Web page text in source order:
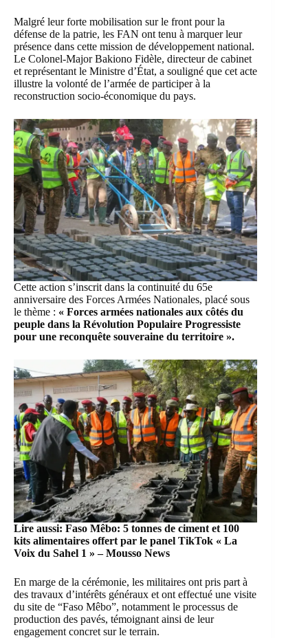
Malgré leur forte mobilisation sur le front pour la
défense de la patrie, les FAN ont tenu à marquer leur
présence dans cette mission de développement national.
Le Colonel-Major Bakiono Fidèle, directeur de cabinet
et représentant le Ministre d’État, a souligné que cet acte
illustre la volonté de l’armée de participer à la
reconstruction socio-économique du pays.
Cette action s’inscrit dans la continuité du 65e
anniversaire des Forces Armées Nationales, placé sous
le thème : « Forces armées nationales aux côtés du
peuple dans la Révolution Populaire Progressiste
pour une reconquête souveraine du territoire ».
Lire aussi: Faso Mêbo: 5 tonnes de ciment et 100
kits alimentaires offert par le panel TikTok « La
Voix du Sahel 1 » – Mousso News
En marge de la cérémonie, les militaires ont pris part à
des travaux d’intérêts généraux et ont effectué une visite
du site de “Faso Mêbo”, notamment le processus de
production des pavés, témoignant ainsi de leur
engagement concret sur le terrain.